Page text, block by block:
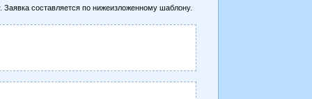
составляется по нижеизложенному шаблону.